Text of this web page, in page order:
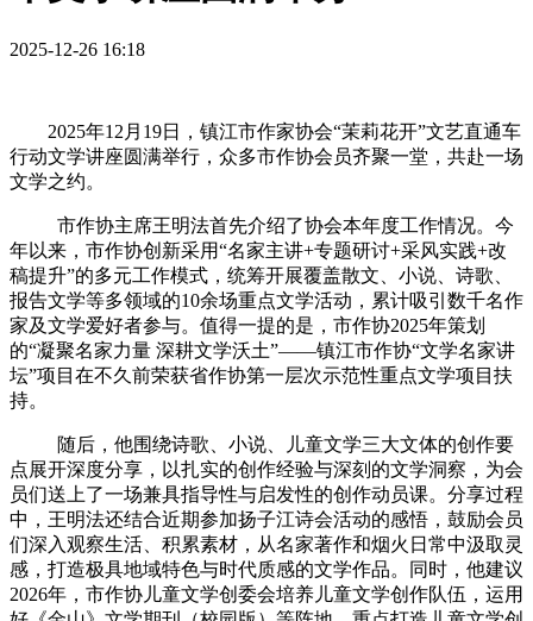
2025-12-26 16:18
2025年12 月 19日，镇江市作家协会“茉莉花开”文艺直通车
行动文学讲座圆满举行，众多市作协会员齐聚一堂，共赴一场
文学之约。
市作协主席王明法首先介绍了协会本年度工作情况。今
年以来，市作协创新采用“名家主讲+专题研讨+采风实践+改
稿提升”的多元工作模式，统筹开展覆盖散文、小说、诗歌、
报告文学等多领域的10余场重点文学活动，累计吸引数千名作
家及文学爱好者参与。值得一提的是，市作协2025年策划
的“凝聚名家力量 深耕文学沃土”——镇江市作协“文学名家讲
坛”项目在不久前荣获省作协第一层次示范性重点文学项目扶
持。
随后，他围绕诗歌、小说 儿童文学三大文体的创作要
点展开深度分享，以扎实的创作经验与深刻的文学洞察，为会
员们送上了一场兼具指导性与启发性的创作动员课。 分享过程
中，王明法还结合近期参加扬子江诗会活动的感悟，鼓励会员
们深入观察生活、积累素材，从名家著作和烟火日常中汲取灵
感，打造极具地域特色与时代质感的文学作品。
同时，他建议
2026年，市作协儿童文学创委会培养儿童文学创作队伍，运用